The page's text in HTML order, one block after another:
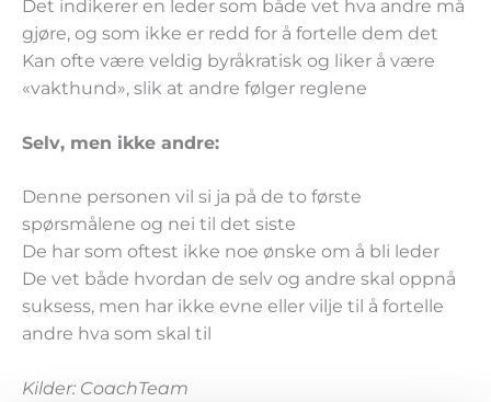
Det indikerer en leder som både vet hva andre må
gjøre, og som ikke er redd for å fortelle dem det
Kan ofte være veldig byråkratisk og liker å være
«vakthund», slik at andre følger reglene
Selv, men ikke andre:
Denne personen vil si ja på de to første
spørsmålene og nei til det siste
De har som oftest ikke noe ønske om å bli leder
De vet både hvordan de selv og andre skal oppnå
suksess, men har ikke evne eller vilje til å fortelle
andre hva som skal til
Kilder: CoachTeam